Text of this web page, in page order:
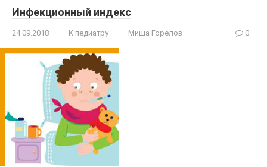
Инфекционный индекс
24.09.2018 К педиатру Миша Горелов 0